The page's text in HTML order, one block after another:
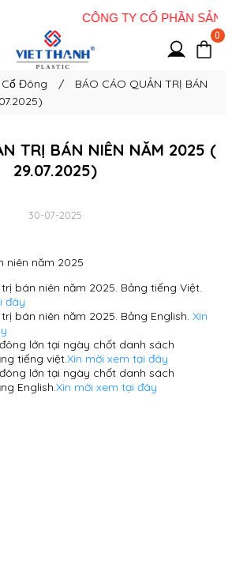
0
Đông /
BÁO CÁO QUẢN TRỊ BÁN
TRỊ BÁN NIÊN NĂM 2025 (
29.07.2025)
30-07-2025
niên năm 2025
bán niên năm 2025. Bảng tiếng Việt.
đây
bán niên năm 2025. Bảng English. Xin
lớn tại ngày chốt danh sách
tiếng việt.Xin mời xem tại đây
lớn tại ngày chốt danh sách
English.Xin mời xem tại đây